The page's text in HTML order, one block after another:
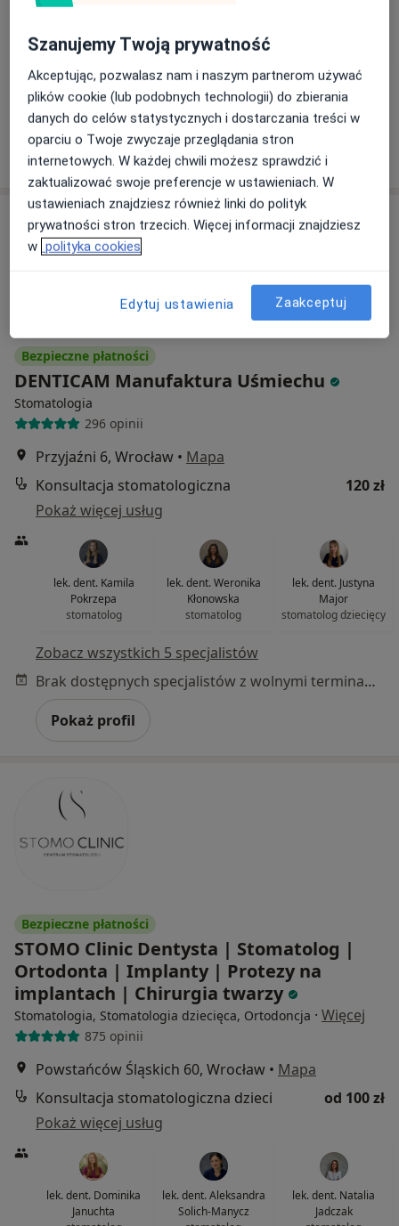
stomatolog
stomatolog
Zobacz wszystkich 4 specjalistów
Pokaż profil
Bezpieczne płatności
DENTICAM Manufaktura Uśmiechu
Stomatologia
296 opinii
Przyjaźni 6, Wrocław • Mapa
Konsultacja stomatologiczna
120 zł
Pokaż więcej usług
lek. dent. Kamila
Pokrzepa
stomatolog
lek. dent. Weronika
Kłonowska
stomatolog
lek. dent. Justyna
Major
stomatolog dziecięcy
Zobacz wszystkich 5 specjalistów
Brak dostępnych specjalistów z wolnymi terminami w tym centrum medycznym.
Pokaż profil
Bezpieczne płatności
STOMO Clinic Dentysta | Stomatolog |
Ortodonta | Implanty | Protezy na
implantach | Chirurgia twarzy
Stomatologia, Stomatologia dziecięca, Ortodoncja · Więcej
875 opinii
Powstańców Śląskich 60, Wrocław • Mapa
Konsultacja stomatologiczna dzieci
od 100 zł
Pokaż więcej usług
lek. dent. Dominika
Januchta
lek. dent. Aleksandra
Solich-Manycz
lek. dent. Natalia
Jadczak
Szanujemy Twoją prywatność
Akceptując, pozwalasz nam i naszym partnerom używać
plików cookie (lub podobnych technologii) do zbierania
danych do celów statystycznych i dostarczania treści w
oparciu o Twoje zwyczaje przeglądania stron
internetowych. W każdej chwili możesz sprawdzić i
zaktualizować swoje preferencje w ustawieniach. W
ustawieniach znajdziesz również linki do polityk
prywatności stron trzecich. Więcej informacji znajdziesz
w polityka cookies
Edytuj ustawienia Zaakceptuj